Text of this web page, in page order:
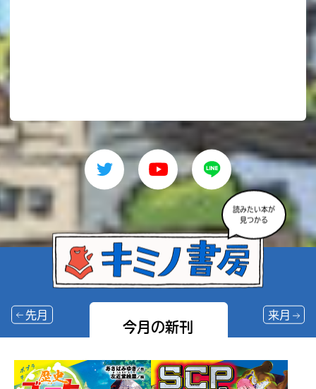
読みたい本が
見つかる
今月の新刊
先月 来月